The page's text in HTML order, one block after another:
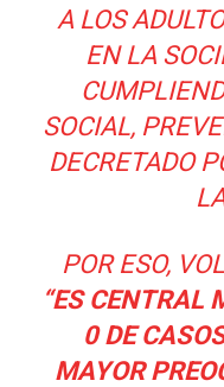
A LOS
EN LA
SOCIAL,
DECRETADO
POR ESO,
“ES CENTRAL
0 DE
MAYOR